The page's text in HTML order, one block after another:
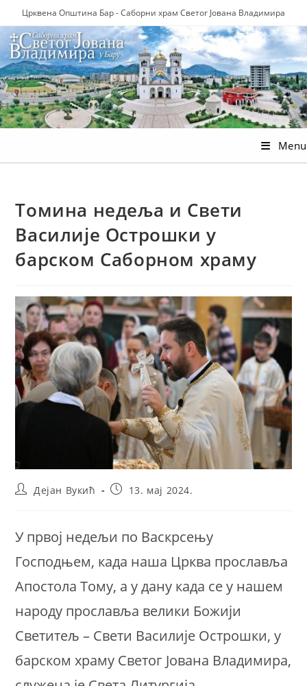
to
content
Црквена Општина Бар - Саборни храм Светог Јована Владимира
Menu
Томина недеља и Свети
Василије Острошки у
барском Саборном храму
PostДејан Вукић
Post13. мај 2024.
У првој недељи по Васкрсењу
Господњем, када наша Црква прославља
Апостола Тому, а у дану када се у нашем
народу прославља велики Божији
Светитељ – Свети Василије Острошки, у
барском храму Светог Јована Владимира,